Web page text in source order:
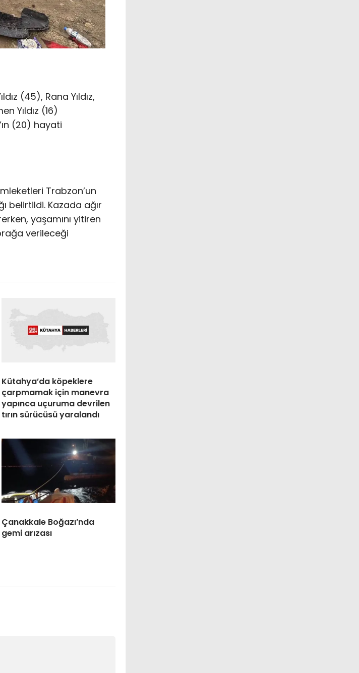
(45), Rana Yıldız,
Yıldız (16)
(20) hayati
Trabzon’un
belirtildi. Kazada ağır
yaşamını yitiren
verileceği
Kütahya’da köpeklere
çarpmamak için manevra
yapınca uçuruma devrilen
tırın sürücüsü yaralandı
Çanakkale Boğazı’nda
gemi arızası